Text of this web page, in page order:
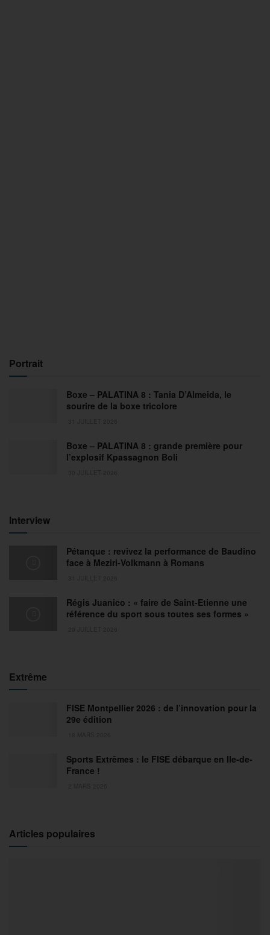
Portrait
Boxe – PALATINA 8 : Tania D’Almeida, le
sourire de la boxe tricolore
Boxe – PALATINA 8 : grande première pour
l’explosif Kpassagnon Boli
Interview
Pétanque : revivez la performance de Baudino
face à Meziri-Volkmann à Romans
Régis Juanico : « faire de Saint-Etienne une
référence du sport sous toutes ses formes »
Extrême
FISE Montpellier 2026 : de l’innovation pour la
29e édition
Sports Extrêmes : le FISE débarque en Ile-de-
France !
Articles populaires